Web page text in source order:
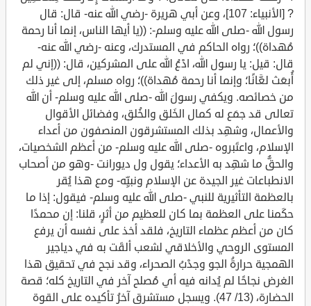
? [الأنبياء: 107]، وعن أبي هريرة -رضي الله عنه- قال: قال
رسول الله -صلى الله عليه وسلم-: ((يا أيها الناس، إنما أنا رحمة
مُهداة))؛ رواه الحاكم في المستدرك، وعنه -رضي الله عنه-
قال: قيل: يا رسول الله، ادْعُ الله على المشركين، قال: ((إني لم
أُبعَث لعَّانًا؛ وإنما أنا رحمة مُهداة))؛ رواه مسلم، إلى غير ذلك
من خصائصه. ويكفي رسولَ الله -صلى الله عليه وسلم- أن الله
تعالى قد جمَع له كمال الخَلق والخُلق، وفضائل الأقوال
والأعمال، وشهِد بذلك المستشرقون المنصفون من أعداء
الإسلام، واعتَبروه -صلى الله عليه وسلم- من أعظم الشخصيات،
والحقُّ ما شهِد به الأعداء؛ يقول ول ديورانت -وهو من أصحاب
الانطباعات غير الجيدة عن الإسلام ونبيِّه- ومع هذا يُقر
بالعظمة التأثيرية للنبي -صلى الله عليه وسلم- فيقول: إذا ما
حكَمنا على العظمة بما كان للعظيم من أثرٍ، قلنا: إن محمدًا
كان من أعظم عظماء التاريخ، فلقد أخذ على نفسه أن يرفع
المستوى الروحي والأخلاقي لشعب ألقَت به في دياجير
الهمجية حرارةُ الجو وجدْبُ الصحراء، وقد نجح في تحقيق هذا
الغرض نجاحًا لم يُدانه فيه أي مُصلح آخر في التاريخ كله؛ قصة
الحضارة، (13/ 47). ويسجل مستشرق آخرُ تأكيده على القوة